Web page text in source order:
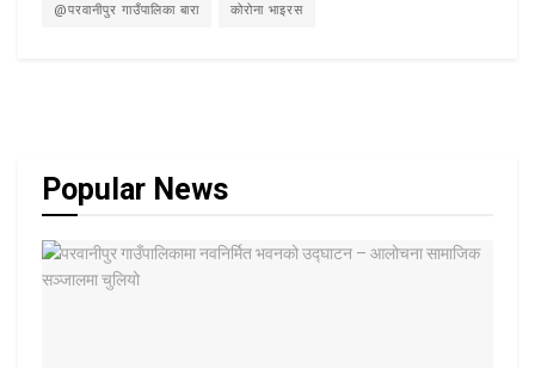
@परवानीपुर गाउँपालिका बारा कोरोना भाइरस
Popular News